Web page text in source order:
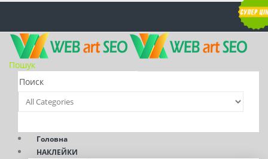
Пошук
Головна
НАКЛЕЙКИ